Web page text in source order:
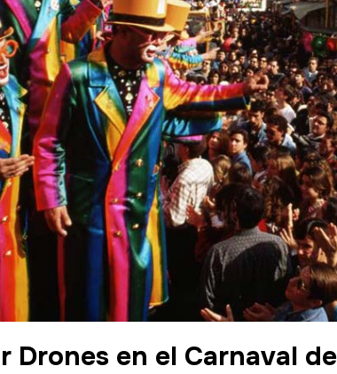
Drones en el Carnaval